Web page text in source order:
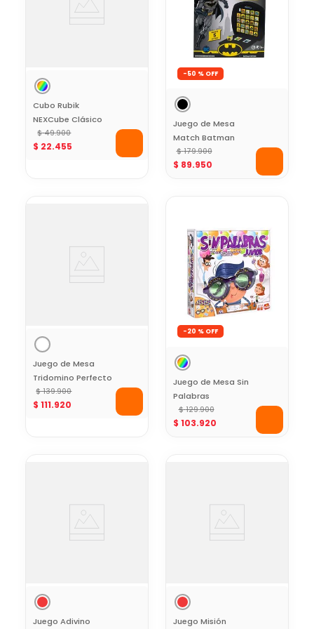
Cubo Rubik
NEXCube Clásico
3x3
$ 49.900
$ 22.455
-50 %
Juego de Mesa
Match Batman
$ 179.900
$ 89.950
Juego de Mesa
Tridomino Perfecto
$ 139.900
$ 111.920
-20 %
Juego de Mesa Sin
Palabras
$ 129.900
$ 103.920
Juego Adivino
Juego Misión